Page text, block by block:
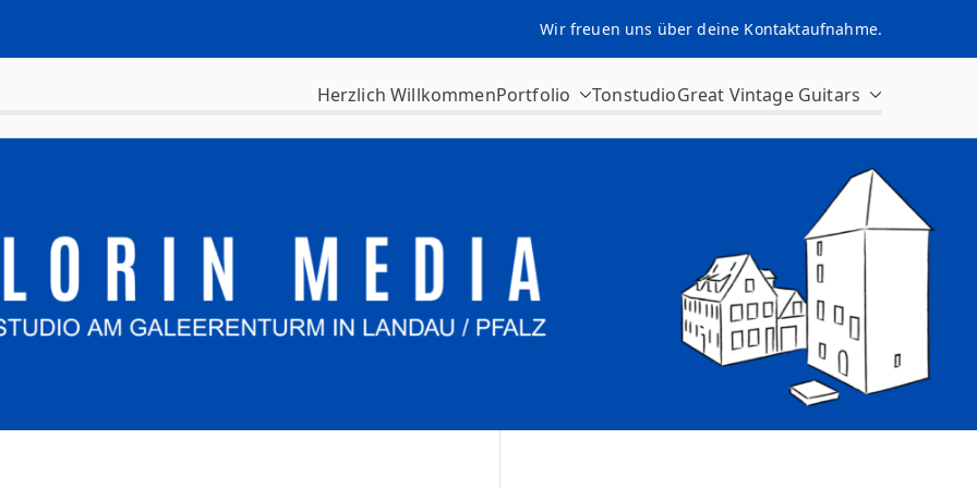
Wir freuen uns über deine Kontaktaufnahme.
Herzlich WillkommenPortfolio TonstudioGreat Vintage Guitars